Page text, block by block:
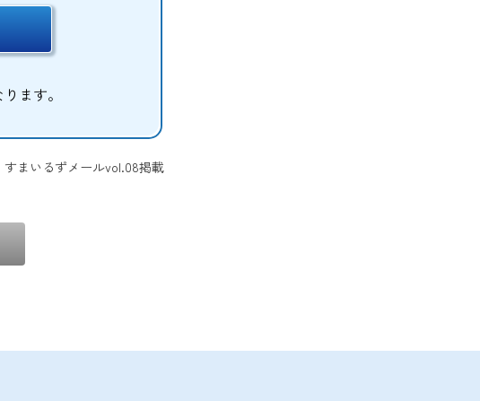
ます。
すまいるずメールvol.08掲載